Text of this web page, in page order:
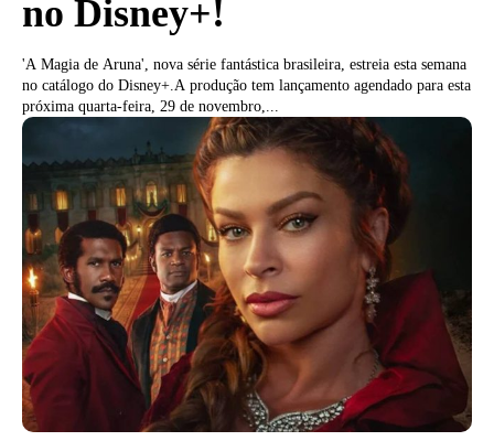
no Disney+!
'A Magia de Aruna', nova série fantástica brasileira, estreia esta semana
no catálogo do Disney+.A produção tem lançamento agendado para esta
próxima quarta-feira, 29 de novembro,...